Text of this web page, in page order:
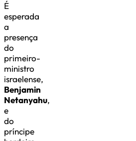
É
esperada
a
presença
do
primeiro-
ministro
israelense,
Benjamin
Netanyahu,
e
do
príncipe